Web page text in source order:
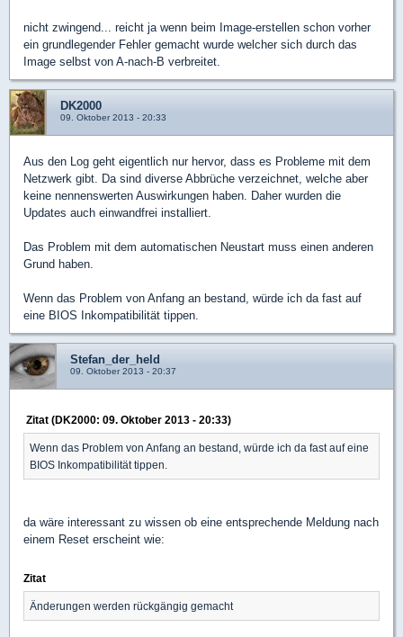
nicht zwingend... reicht ja wenn beim Image-erstellen schon vorher
ein grundlegender Fehler gemacht wurde welcher sich durch das
Image selbst von A-nach-B verbreitet.
DK2000
09. Oktober 2013 - 20:33
Aus den Log geht eigentlich nur hervor, dass es Probleme mit dem
Netzwerk gibt. Da sind diverse Abbrüche verzeichnet, welche aber
keine nennenswerten Auswirkungen haben. Daher wurden die
Updates auch einwandfrei installiert.
Das Problem mit dem automatischen Neustart muss einen anderen
Grund haben.
Wenn das Problem von Anfang an bestand, würde ich da fast auf
eine BIOS Inkompatibilität tippen.
Stefan_der_held
09. Oktober 2013 - 20:37
Zitat (DK2000: 09. Oktober 2013 - 20:33)
Wenn das Problem von Anfang an bestand, würde ich da fast auf eine
BIOS Inkompatibilität tippen.
da wäre interessant zu wissen ob eine entsprechende Meldung nach
einem Reset erscheint wie:
Zitat
Änderungen werden rückgängig gemacht